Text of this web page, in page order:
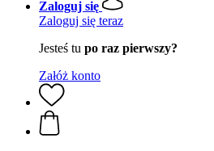
Zaloguj się
Zaloguj się teraz
Jesteś tu po raz pierwszy?
Załóż konto